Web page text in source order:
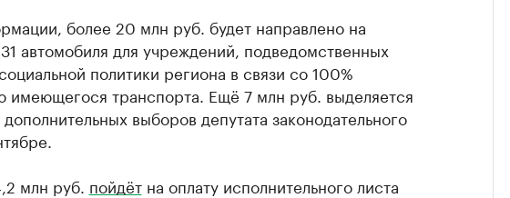
более 20 млн руб. будет направлено на
автомобиля для учреждений, подведомственных
политики региона в связи со 100%
имеющегося транспорта. Ещё 7 млн руб. выделяется
выборов депутата законодательного
млн руб. пойдётна оплату исполнительного листа